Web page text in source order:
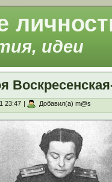
идеи
23:47 | Добавил(а) m@s